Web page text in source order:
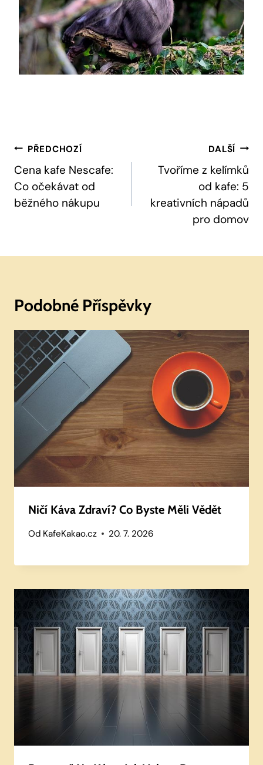
Navigace
Pro
Příspěvek
PŘEDCHOZÍ
Cena kafe Nescafe:
Co očekávat od
běžného nákupu
DALŠÍ
Tvoříme z kelímků
od kafe: 5
kreativních nápadů
pro domov
Podobné Příspěvky
Ničí Káva Zdraví? Co Byste Měli Vědět
Od KafeKakao.cz 20. 7. 2026